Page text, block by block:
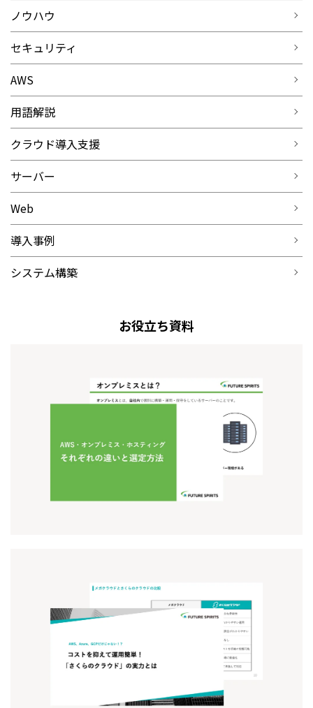
ノウハウ
セキュリティ
AWS
用語解説
クラウド導入支援
サーバー
Web
導入事例
システム構築
お役立ち資料